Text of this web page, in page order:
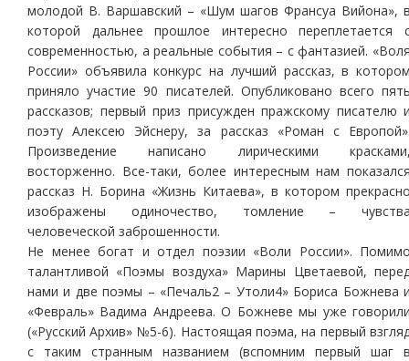
молодой В. Варшавский – «Шум шагов Франсуа Вийона»,
которой дальнее прошлое интересно переплетается
современностью, а реальные события – с фантазией.
России» объявила конкурс на лучший рассказ, в
приняло участие 90 писателей. Опубликовано всего
рассказов; первый приз присужден пражскому писателю
поэту Алексею Эйснеру, за рассказ «Роман с
Произведение написано лирическими
восторженно. Все-таки, более интересным нам
рассказ Н. Борина «Жизнь Китаева», в котором
изображены одиночество, томление –
человеческой заброшенности.
Не менее богат и отдел поэзии «Воли России».
талантливой «Поэмы воздуха» Марины Цветаевой,
нами и две поэмы – «Печаль2 – Утоли4» Бориса Божнева
«Февраль» Вадима Андреева. О Божневе мы уже
(«Русский Архив» №5-6). Настоящая поэма, на первый
с таким странным названием (вспомним первый шаг